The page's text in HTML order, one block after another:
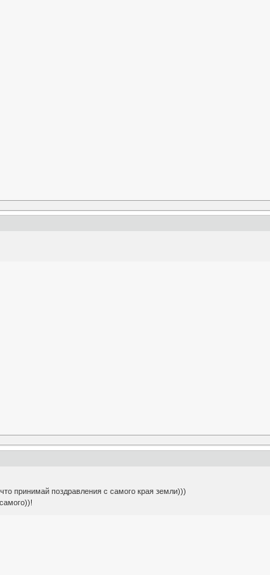
принимай поздравления с самого края земли)))